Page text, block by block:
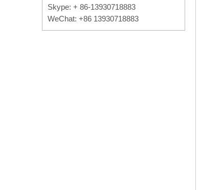
Skype: + 86-13930718883
WeChat: +86 13930718883